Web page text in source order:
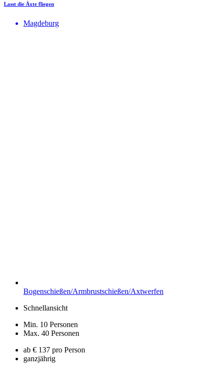
Lasst die Äxte fliegen
Magdeburg
Bogenschießen/Armbrustschießen/Axtwerfen
Schnellansicht
Min. 10 Personen
Max. 40 Personen
ab € 137 pro Person
ganzjährig